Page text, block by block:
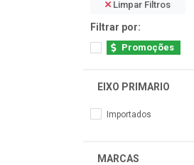
Limpar Filtros
Filtrar por:
Promoções
EIXO PRIMARIO
Importados
MARCAS